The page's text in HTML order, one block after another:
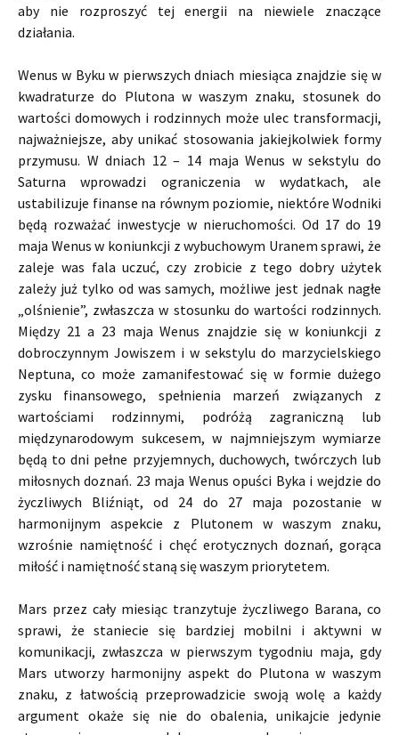
aby nie rozproszyć tej energii na niewiele znaczące
działania.
Wenus w Byku w pierwszych dniach miesiąca znajdzie się w
kwadraturze do Plutona w waszym znaku, stosunek do
wartości domowych i rodzinnych może ulec transformacji,
najważniejsze, aby unikać stosowania jakiejkolwiek formy
przymusu. W dniach 12 – 14 maja Wenus w sekstylu do
Saturna wprowadzi ograniczenia w wydatkach, ale
ustabilizuje finanse na równym poziomie, niektóre Wodniki
będą rozważać inwestycje w nieruchomości. Od 17 do 19
maja Wenus w koniunkcji z wybuchowym Uranem sprawi, że
zaleje was fala uczuć, czy zrobicie z tego dobry użytek
zależy już tylko od was samych, możliwe jest jednak nagłe
„olśnienie”, zwłaszcza w stosunku do wartości rodzinnych.
Między 21 a 23 maja Wenus znajdzie się w koniunkcji z
dobroczynnym Jowiszem i w sekstylu do marzycielskiego
Neptuna, co może zamanifestować się w formie dużego
zysku finansowego, spełnienia marzeń związanych z
wartościami rodzinnymi, podróżą zagraniczną lub
międzynarodowym sukcesem, w najmniejszym wymiarze
będą to dni pełne przyjemnych, duchowych, twórczych lub
miłosnych doznań. 23 maja Wenus opuści Byka i wejdzie do
życzliwych Bliźniąt, od 24 do 27 maja pozostanie w
harmonijnym aspekcie z Plutonem w waszym znaku,
wzrośnie namiętność i chęć erotycznych doznań, gorąca
miłość i namiętność staną się waszym priorytetem.
Mars przez cały miesiąc tranzytuje życzliwego Barana, co
sprawi, że staniecie się bardziej mobilni i aktywni w
komunikacji, zwłaszcza w pierwszym tygodniu maja, gdy
Mars utworzy harmonijny aspekt do Plutona w waszym
znaku, z łatwością przeprowadzicie swoją wolę a każdy
argument okaże się nie do obalenia, unikajcie jedynie